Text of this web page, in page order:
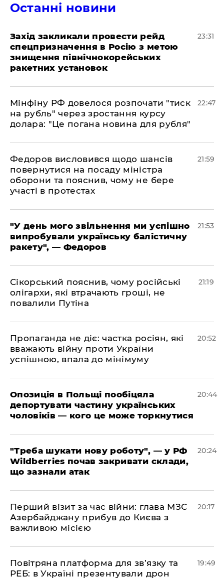
Останні новини
​Захід закликали провести рейд
спецпризначення в Росію з метою
знищення північнокорейських
ракетних установок
23:31
​Мінфіну РФ довелося розпочати "тиск
на рубль" через зростання курсу
долара: "Це погана новина для рубля"
22:47
​Федоров висловився щодо шансів
повернутися на посаду міністра
оборони та пояснив, чому не бере
участі в протестах
21:59
​"У день мого звільнення ми успішно
випробували українську балістичну
ракету", — Федоров
21:53
​Сікорський пояснив, чому російські
олігархи, які втрачають гроші, не
повалили Путіна
21:19
​Пропаганда не діє: частка росіян, які
вважають війну проти України
успішною, впала до мінімуму
20:52
​Опозиція в Польщі пообіцяла
депортувати частину українських
чоловіків — кого це може торкнутися
20:44
​"Треба шукати нову роботу", — у РФ
Wildberries почав закривати склади,
що зазнали атак
20:24
​Перший візит за час війни: глава МЗС
Азербайджану прибув до Києва з
важливою місією
20:17
​Повітряна платформа для зв’язку та
РЕБ: в Україні презентували дрон
19:49